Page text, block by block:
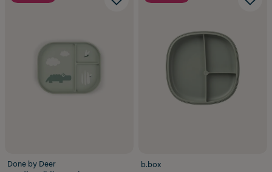
Done by Deer
b.box